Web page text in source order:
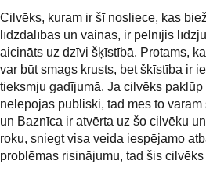
Cilvēks, kuram ir šī nosliece, kas
līdzdalības un vainas, ir pelnījis
aicināts uz dzīvi šķīstībā. Protams,
var būt smags krusts, bet šķīstība ir
tieksmju gadījumā. Ja cilvēks
nelepojas publiski, tad mēs to
un Baznīca ir atvērta uz šo cilvēku
roku, sniegt visa veida iespējamo
problēmas risinājumu, tad šis